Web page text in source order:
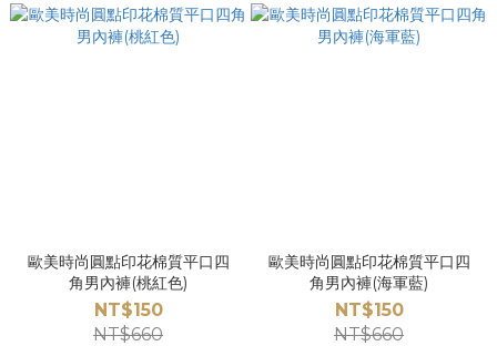
歐美時尚圓點印花棉質平口四
角男內褲(桃紅色)
NT$150
NT$660
歐美時尚圓點印花棉質平口四
角男內褲(海軍藍)
NT$150
NT$660